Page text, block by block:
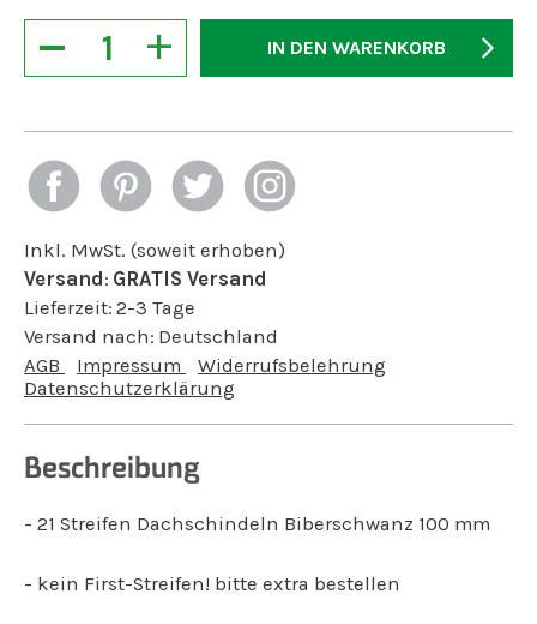
+
− IN DEN WARENKORB
Inkl. MwSt. (soweit erhoben)
Versand: GRATIS Versand
Lieferzeit: 2-3 Tage
Versand nach: Deutschland
AGB
Impressum
Widerrufsbelehrung
Datenschutzerklärung
Beschreibung
- 21 Streifen Dachschindeln Biberschwanz 100 mm
- kein First-Streifen! bitte extra bestellen